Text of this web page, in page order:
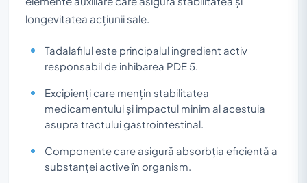
longevitatea acțiunii sale.
Tadalafilul este principalul ingredient activ
responsabil de inhibarea PDE 5.
Excipienți care mențin stabilitatea
medicamentului și impactul minim al acestuia
asupra tractului gastrointestinal.
Componente care asigură absorbția eficientă a
substanței active în organism.